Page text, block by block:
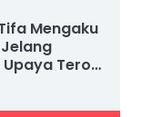
Mengaku
Upaya Teror